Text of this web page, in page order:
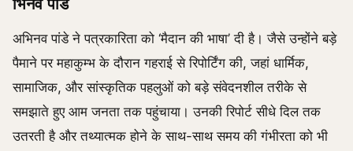
भिनव पांडे
अभिनव पांडे ने पत्रकारिता को ‘मैदान की भाषा’ दी है। जैसे उन्होंने बड़े
पैमाने पर महाकुम्भ के दौरान गहराई से रिपोर्टिंग की, जहां धार्मिक,
सामाजिक, और सांस्कृतिक पहलुओं को बड़े संवेदनशील तरीके से
समझाते हुए आम जनता तक पहुंचाया। उनकी रिपोर्ट सीधे दिल तक
उतरती है और तथ्यात्मक होने के साथ-साथ समय की गंभीरता को भी